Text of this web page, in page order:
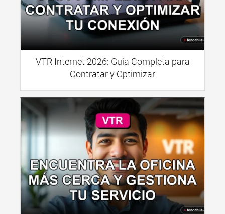
VTR Internet 2026: Guía Completa para
Contratar y Optimizar